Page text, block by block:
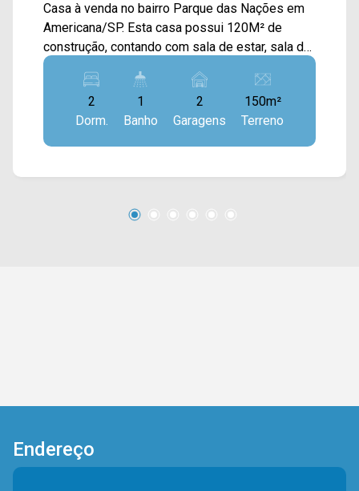
Casa à venda no bairro Parque das Nações em
Americana/SP. Esta casa possui 120M² de
construção, contando com sala de estar, sala de
jantar integrada com a cozinha com gabinete, e
área de serviço externa. > 02 quartos > 01
banheiros social; > 02 vagas de garagem.
Localizado à próximo a Av. São Jerônimo, Rua
Florindo Cibin, Av. Estados Unidos e Av. Europa.
Camargo, restaurante Taboca, pizzaria Nações e
equipe da Arbix Imóveis e agende a sua visita!!
2
Dorm.
1
Banho
2
Garagens
150m²
Terreno
Endereço